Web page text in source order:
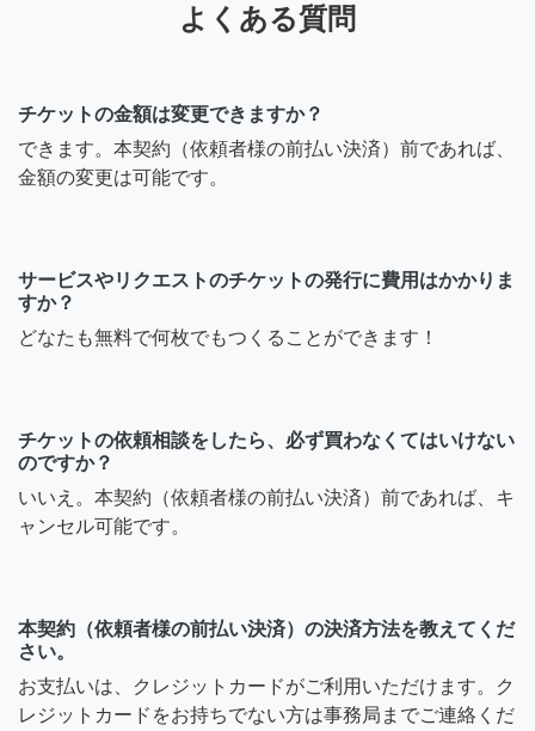
よくある質問
チケットの金額は変更できますか？
できます。本契約（依頼者様の前払い決済）前であれば、
金額の変更は可能です。
サービスやリクエストのチケットの発行に費用はかかりま
すか？
どなたも無料で何枚でもつくることができます！
チケットの依頼相談をしたら、必ず買わなくてはいけない
のですか？
いいえ。本契約（依頼者様の前払い決済）前であれば、キ
ャンセル可能です。
本契約（依頼者様の前払い決済）の決済方法を教えてくだ
さい。
お支払いは、クレジットカードがご利用いただけます。ク
レジットカードをお持ちでない方は事務局までご連絡くだ